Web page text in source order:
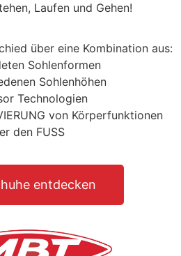
Laufen und Gehen!
über eine Kombination aus:
Sohlenformen
Sohlenhöhen
Technologien
von Körperfunktionen
den FUSS
entdecken